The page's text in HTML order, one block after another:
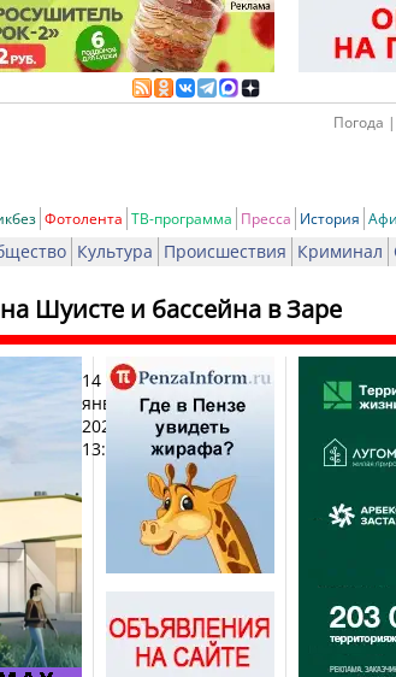
Погода
Фотолента ТВ-программа Пресса История
Культура Происшествия Криминал
Шуисте и бассейна в Заре
14
января
2026,
13:56
Печать